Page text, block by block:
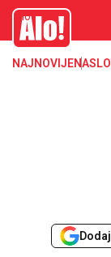
Estrada, poznati, VIP
Alo
NAJNOVIJE